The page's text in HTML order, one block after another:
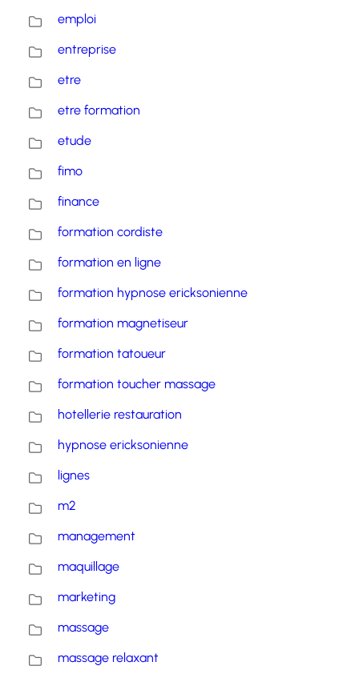
emploi
entreprise
etre
etre formation
etude
fimo
finance
formation cordiste
formation en ligne
formation hypnose ericksonienne
formation magnetiseur
formation tatoueur
formation toucher massage
hotellerie restauration
hypnose ericksonienne
lignes
m2
management
maquillage
marketing
massage
massage relaxant